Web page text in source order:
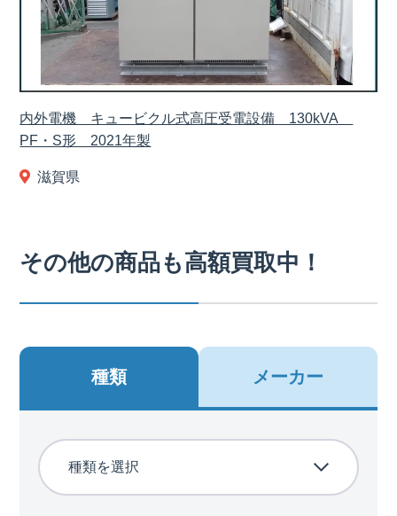
内外電機 キュービクル式高圧受電設備 130kVA
PF・S形 2021年製
滋賀県
その他の商品も高額買取中！
種類 メーカー